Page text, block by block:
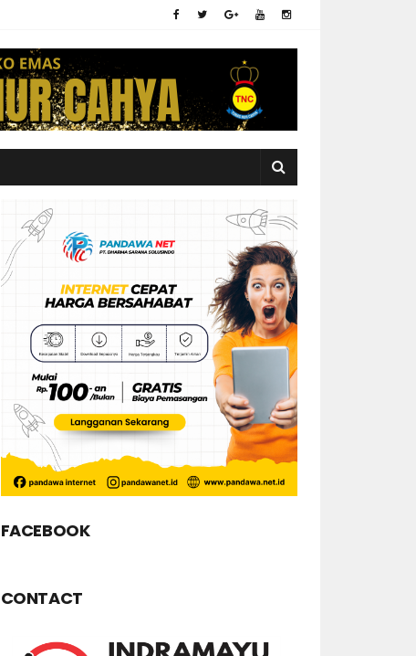
FACEBOOK
CONTACT